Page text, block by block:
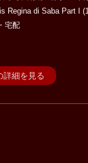
Regina di Saba Part I
宅配
詳細を見る